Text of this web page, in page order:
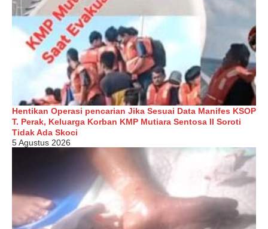
Hentikan Operasi pencarian Jika Sesuai Data Manifes KSOP
T. Perak, Keluarga Korban KMP Mutiara Sentosa II Soroti
Tidak Ada Skoci
5 Agustus 2026